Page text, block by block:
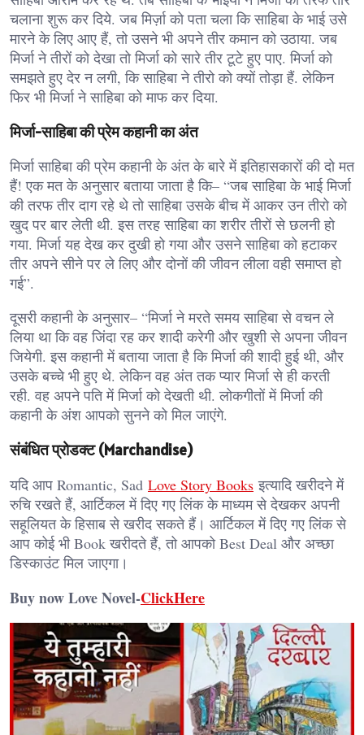
चलाना शुरू कर दिये. जब मिर्ज़ा को पता चला कि साहिबा के भाई उसे
मारने के लिए आए हैं, तो उसने भी अपने तीर कमान को उठाया. जब
मिर्जा ने तीरों को देखा तो मिर्जा को सारे तीर टूटे हुए पाए. मिर्जा को
समझते हुए देर न लगी, कि साहिबा ने तीरो को क्यों तोड़ा हैं. लेकिन
फिर भी मिर्जा ने साहिबा को माफ कर दिया.
मिर्जा-साहिबा की प्रेम कहानी का अंत
मिर्जा साहिबा की प्रेम कहानी के अंत के बारे में इतिहासकारों की दो मत
हैं! एक मत के अनुसार बताया जाता है कि– “जब साहिबा के भाई मिर्जा
की तरफ तीर दाग रहे थे तो साहिबा उसके बीच में आकर उन तीरो को
खुद पर बार लेती थी. इस तरह साहिबा का शरीर तीरों से छलनी हो
गया. मिर्जा यह देख कर दुखी हो गया और उसने साहिबा को हटाकर
तीर अपने सीने पर ले लिए और दोनों की जीवन लीला वही समाप्त हो
गई”.
दूसरी कहानी के अनुसार– “मिर्जा ने मरते समय साहिबा से वचन ले
लिया था कि वह जिंदा रह कर शादी करेगी और खुशी से अपना जीवन
जियेगी. इस कहानी में बताया जाता है कि मिर्जा की शादी हुई थी, और
उसके बच्चे भी हुए थे. लेकिन वह अंत तक प्यार मिर्जा से ही करती
रही. वह अपने पति में मिर्जा को देखती थी. लोकगीतों में मिर्जा की
कहानी के अंश आपको सुनने को मिल जाएंगे.
संबंधित प्रोडक्ट (Marchandise)
यदि आप Romantic, Sad Love Story Books इत्यादि खरीदने में
रुचि रखते हैं, आर्टिकल में दिए गए लिंक के माध्यम से देखकर अपनी
सहूलियत के हिसाब से खरीद सकते हैं। आर्टिकल में दिए गए लिंक से
आप कोई भी Book खरीदते हैं, तो आपको Best Deal और अच्छा
डिस्काउंट मिल जाएगा।
Buy now Love Novel-ClickHere